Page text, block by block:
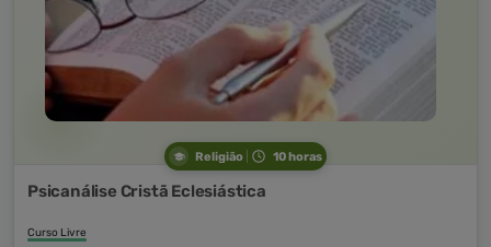
Religião 10 horas
Psicanálise Cristã Eclesiástica
Curso Livre